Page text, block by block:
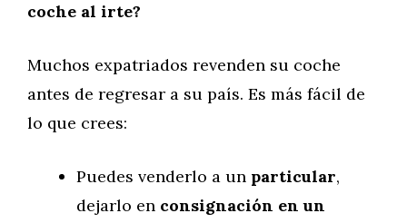
coche al irte?
Muchos expatriados revenden su coche
antes de regresar a su país. Es más fácil de
lo que crees:
Puedes venderlo a un particular,
dejarlo en consignación en un